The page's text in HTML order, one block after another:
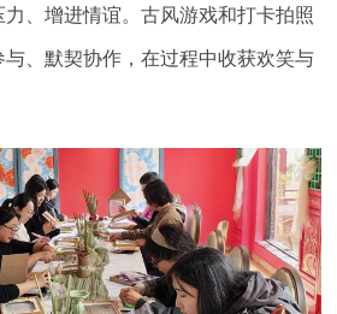
、增进情谊。古风游戏和打卡拍照
、默契协作，在过程中收获欢笑与